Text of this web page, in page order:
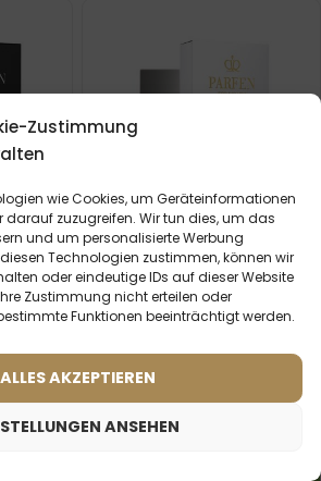
Zustimmung
wie Cookies, um Geräteinformationen
zuzugreifen. Wir tun dies, um das
und um personalisierte Werbung
Technologien zustimmen, können wir
oder eindeutige IDs auf dieser Website
Zustimmung nicht erteilen oder
Funktionen beeinträchtigt werden.
ALLES AKZEPTIEREN
ANSEHEN
Frauenparfum – 922 (50ml)
Inspiriert von:
NARCISO RODRIGUES -
NARCISO POUDREE